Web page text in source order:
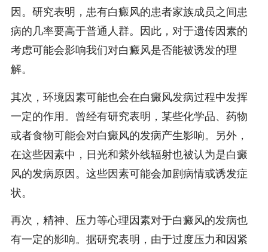
因。研究表明，患有白癜风的患者家族成员之间患
病的几率要高于普通人群。因此，对于遗传因素的
考虑可能会影响我们对白癜风是否能被诱发的理
解。
其次，环境因素可能也会在白癜风发病过程中发挥
一定的作用。曾经有研究表明，某些化学品、药物
或者食物可能会对白癜风的发病产生影响。另外，
在这些因素中，日光和紫外线辐射也被认为是白癜
风的发病原因。这些因素可能会加剧病情或诱发症
状。
再次，精神、压力等心理因素对于白癜风的发病也
有一定的影响。据研究表明，由于过度压力和因紧